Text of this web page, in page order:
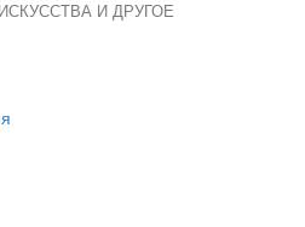
И ДРУГОЕ